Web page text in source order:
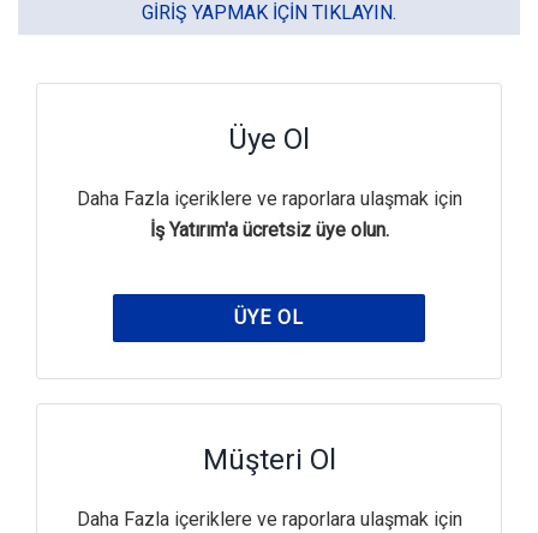
GIRIŞ YAPMAK IÇIN TIKLAYIN.
Üye Ol
Daha Fazla içeriklere ve raporlara ulaşmak için
İş Yatırım'a ücretsiz üye olun.
ÜYE OL
Müşteri Ol
Daha Fazla içeriklere ve raporlara ulaşmak için